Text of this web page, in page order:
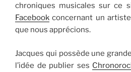
chroniques musicales sur ce
Facebook concernant un
que nous apprécions.
Jacques qui possède une
l’idée de publier ses